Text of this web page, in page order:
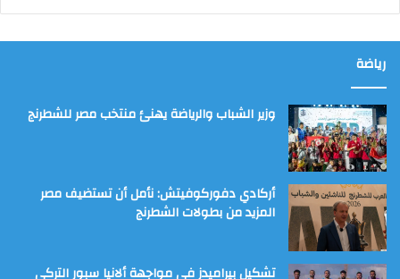
رياضة
وزير الشباب والرياضة يهنئ منتخب مصر للشطرنج
أركادي دفوركوفيتش: نأمل أن تستضيف مصر
المزيد من بطولات الشطرنج
تشكيل بيراميدز في مواجهة ألانيا سبور التركي